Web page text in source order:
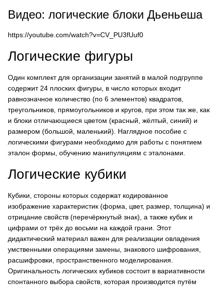
Видео: логические блоки Дьеньеша
https://youtube.com/watch?v=CV_PU3fUuf0
Логические фигуры
Один комплект для организации занятий в малой подгруппе
содержит 24 плоских фигуры, в число которых входит
равнозначное количество (по 6 элементов) квадратов,
треугольников, прямоугольников и кругов, при этом так же, как
и блоки отличающиеся цветом (красный, жёлтый, синий) и
размером (большой, маленький). Наглядное пособие с
логическими фигурами необходимо для работы с понятием
эталон формы, обучению манипуляциям с эталонами.
Логические кубики
Кубики, стороны которых содержат кодированное
изображение характеристик (форма, цвет, размер, толщина) и
отрицание свойств (перечёркнутый знак), а также кубик и
цифрами от трёх до восьми на каждой грани. Этот
дидактический материал важен для реализации овладения
умственными операциями замены, знакового шифрования,
расшифровки, пространственного моделирования.
Оригинальность логических кубиков состоит в вариативности
спонтанного выбора свойств, которая производится путём